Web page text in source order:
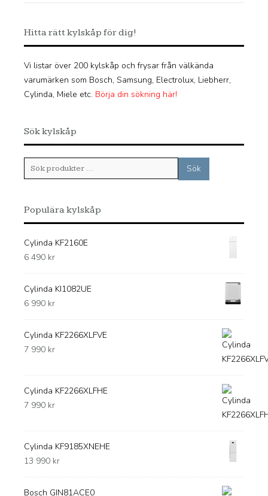
Hitta rätt kylskåp för dig!
Vi listar över 200 kylskåp och frysar från välkända
varumärken som Bosch, Samsung, Electrolux, Liebherr,
Cylinda, Miele etc. Börja din sökning här!
Sök kylskåp
Sök
efter:
Sök
Populära kylskåp
Cylinda KF2160E
6 490 kr
Cylinda KI1082UE
6 990 kr
Cylinda KF2266XLFVE
7 990 kr
Cylinda KF2266XLFHE
7 990 kr
Cylinda KF9185XNEHE
13 990 kr
Bosch GIN81ACE0